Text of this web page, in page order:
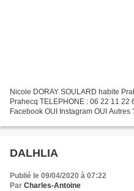
Nicole DORAY SOULARD habite
Prahecq TELEPHONE : 06 22 11
Facebook OUI Instagram OUI
DALHLIA
Publié le 09/04/2020 à 07:22
Par Charles-Antoine